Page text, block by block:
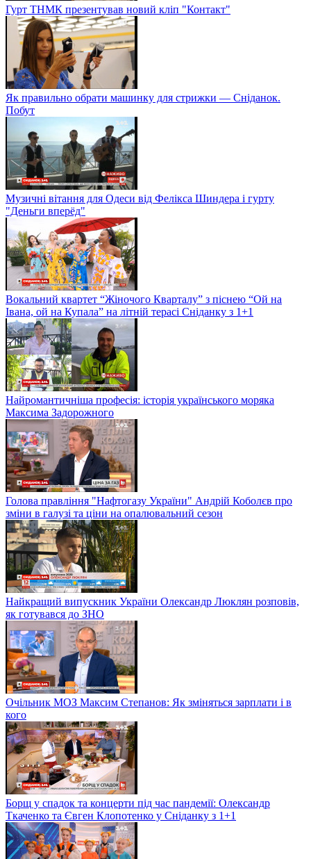
Гурт ТНМК презентував новий кліп "Контакт"
Як правильно обрати машинку для стрижки — Сніданок.
Побут
Музичні вітання для Одеси від Фелікса Шиндера і гурту
"Деньги вперёд"
Вокальний квартет “Жіночого Кварталу” з піснею “Ой на
Івана, ой на Купала” на літній терасі Сніданку з 1+1
Найромантичніша професія: історія українського моряка
Максима Задорожного
Голова правління "Нафтогазу України" Андрій Коболєв про
зміни в галузі та ціни на опалювальний сезон
Найкращий випускник України Олександр Люклян розповів,
як готувався до ЗНО
Очільник МОЗ Максим Степанов: Як зміняться зарплати і в
кого
Борщ у спадок та концерти під час пандемії: Олександр
Ткаченко та Євген Клопотенко у Сніданку з 1+1